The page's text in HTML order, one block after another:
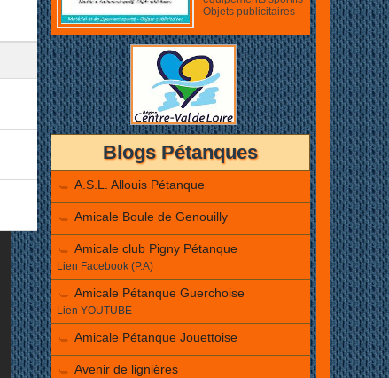
Objets publicitaires
Blogs Pétanques
A.S.L. Allouis Pétanque
Amicale Boule de Genouilly
Amicale club Pigny Pétanque
Lien Facebook (P.A)
Amicale Pétanque Guerchoise
Lien YOUTUBE
Amicale Pétanque Jouettoise
Avenir de lignières